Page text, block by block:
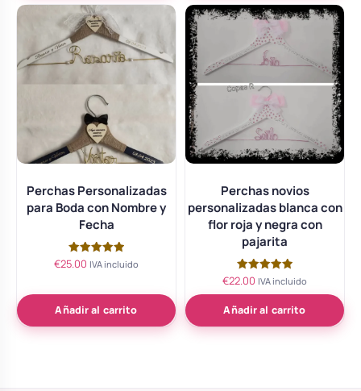
Perchas Personalizadas
para Boda con Nombre y
Fecha
Valorado
€25.00 IVA incluido
Añadir al carrito
Perchas novios
personalizadas blanca con
flor roja y negra con
pajarita
Valorado
de 5
€22.00 IVA incluido
Añadir al carrito